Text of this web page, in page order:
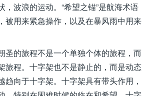
，波浪的运动。“希望之锚”是航海术语
被用来紧急操作，以及在暴风雨中用来
圣的旅程不是一个单独个体的旅程，而
旅程。十字架也不是静止的，而是动态
趋向于十字架。十字架具有带头作用，